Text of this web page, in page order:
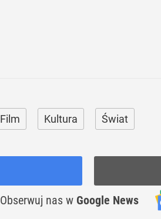
Film Kultura Świat
Obserwuj nas w Google News